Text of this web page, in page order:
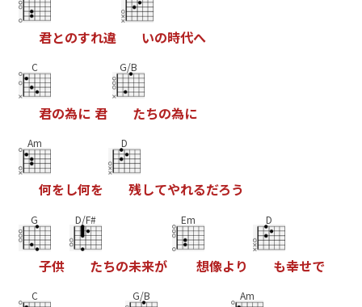
君とのすれ違 いの時代へ
C
君の為に 君
G/B
たちの為に
Am
何をし何を
D
残してやれるだろう
G
子供
D/F#
たちの未来が
Em
想像よ り
D
も幸せで
C G/B Am